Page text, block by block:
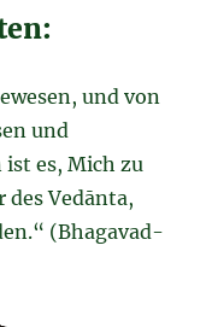
und von
und
ist es, Mich zu
des Vedānta,
(Bhagavad-